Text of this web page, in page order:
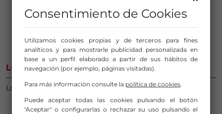
LO MÁS ESCUCHADO
Lo lamentamos. No hay nada que mostrar aún.
PUBLICIDAD
Consentimiento de Cookies
Utilizamos cookies propias y de terceros para fines
analíticos y para mostrarle publicidad personalizada en
base a un perfil elaborado a partir de sus hábitos de
navegación (por ejemplo, páginas visitadas).
Para más información consulte la política de cookies.
Puede aceptar todas las cookies pulsando el botón
"Aceptar" o configurarlas o rechazar su uso pulsando el